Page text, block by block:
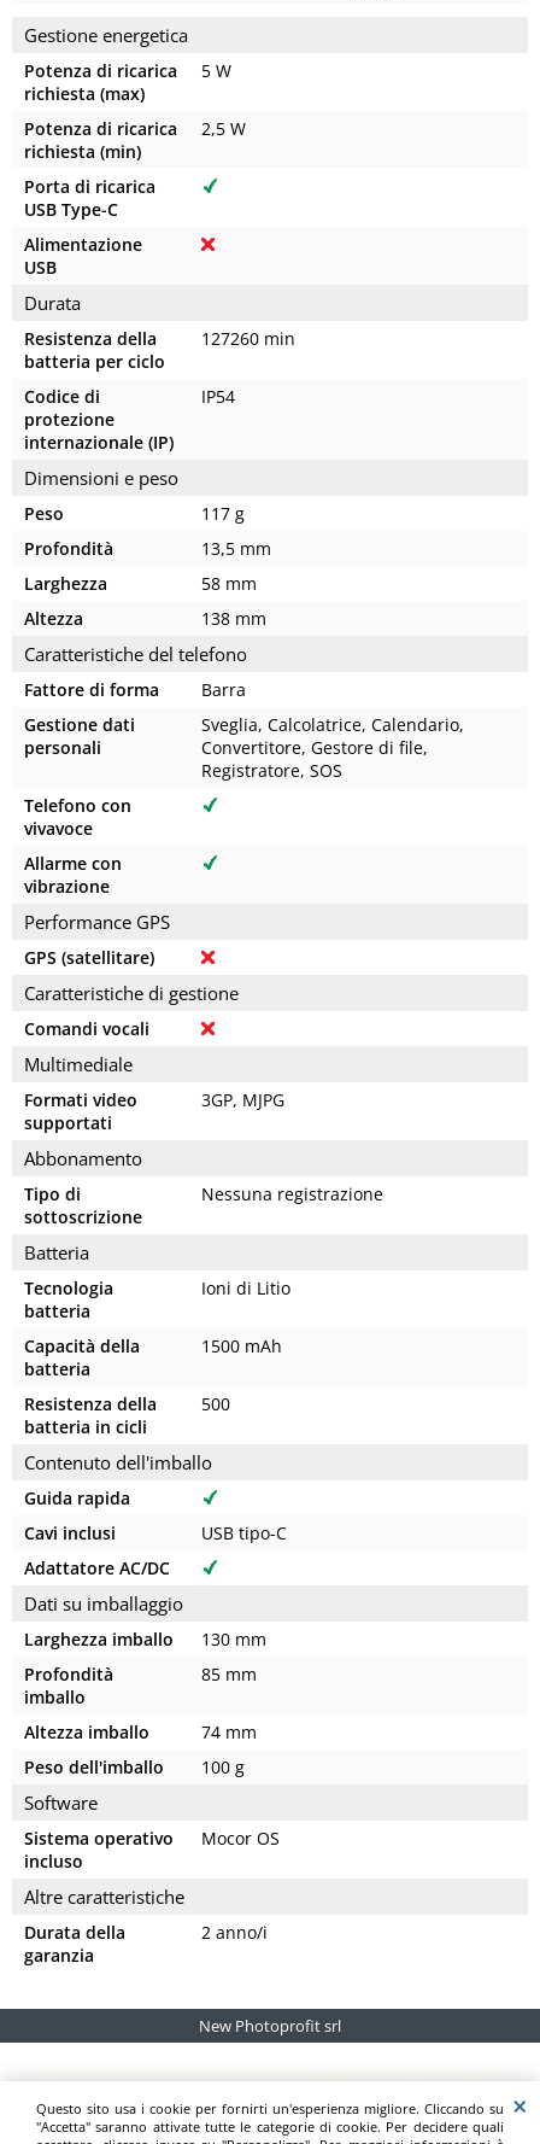
Questo sito usa i cookie per fornirti un'esperienza migliore. Cliccando su
"Accetta" saranno attivate tutte le categorie di cookie. Per decidere quali
Gestione energetica
Potenza di ricarica
richiesta (max)
5 W
Potenza di ricarica
richiesta (min)
2,5 W
Porta di ricarica
USB Type-C
Alimentazione
USB
Durata
Resistenza della
batteria per ciclo
127260 min
Codice di
protezione
internazionale (IP)
IP54
Dimensioni e peso
Peso
117 g
Profondità
13,5 mm
Larghezza
58 mm
Altezza
138 mm
Caratteristiche del telefono
Fattore di forma
Barra
Gestione dati
personali
Sveglia, Calcolatrice, Calendario,
Convertitore, Gestore di file,
Registratore, SOS
Telefono con
vivavoce
Allarme con
vibrazione
Performance GPS
GPS (satellitare)
Caratteristiche di gestione
Comandi vocali
Multimediale
Formati video
supportati
3GP, MJPG
Abbonamento
Tipo di
sottoscrizione
Nessuna registrazione
Batteria
Tecnologia
batteria
Ioni di Litio
Capacità della
batteria
1500 mAh
Resistenza della
batteria in cicli
500
Contenuto dell'imballo
Guida rapida
Cavi inclusi
USB tipo-C
Adattatore AC/DC
Dati su imballaggio
Larghezza imballo
130 mm
Profondità
imballo
85 mm
Altezza imballo
74 mm
Peso dell'imballo
100 g
Software
Sistema operativo
incluso
Mocor OS
Altre caratteristiche
Durata della
garanzia
2 anno/i
New Photoprofit srl
Le caratteristiche tecniche e/o le immagini potrebbero essere
procedere all'acquistodei prodotti si prega di consultare il sito o